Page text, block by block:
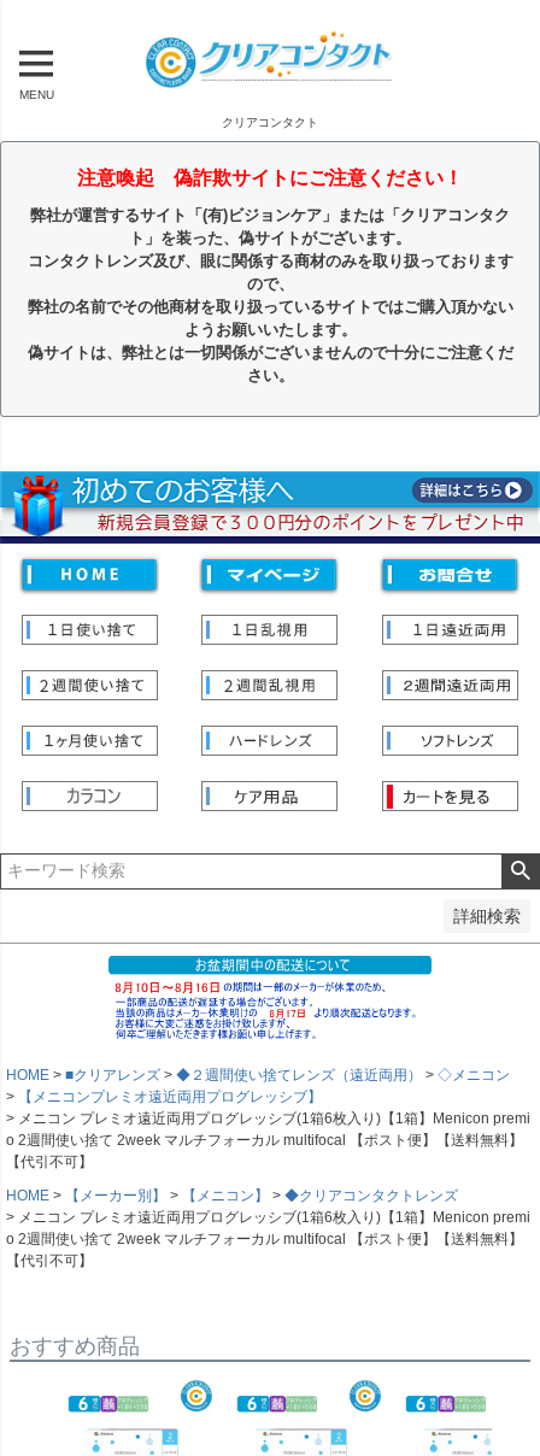
MENU
クリアコンタクト
注意喚起 偽詐欺サイトにご注意ください！
弊社が運営するサイト「(有)ビジョンケア」または「クリアコンタク
ト」を装った、偽サイトがございます。
コンタクトレンズ及び、眼に関係する商材のみを取り扱っております
ので、
弊社の名前でその他商材を取り扱っているサイトではご購入頂かない
ようお願いいたします。
偽サイトは、弊社とは一切関係がございませんので十分にご注意くだ
さい。
詳細検索
価格
〜
並び順
登録順
価格が高い順
レビュー順
キーワードヒット順
HOME ■クリアレンズ ◆２週間使い捨てレンズ（遠近両用）
◇メニコン
【メニコンプレミオ遠近両用プログレッシブ】
メニコン プレミオ遠近両用プログレッシブ(1箱6枚入り)【1箱】Menicon premi
o 2週間使い捨て 2week マルチフォーカル multifocal 【ポスト便】【送料無料】
【代引不可】
HOME
【メーカー別】 【メニコン】
◆クリアコンタクトレンズ
メニコン プレミオ遠近両用プログレッシブ(1箱6枚入り)【1箱】Menicon premi
o 2週間使い捨て 2week マルチフォーカル multifocal 【ポスト便】【送料無料】
【代引不可】
おすすめ商品